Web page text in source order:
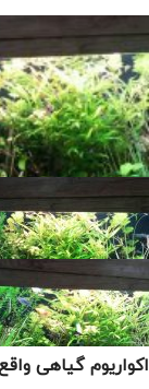
اکواریوم گیاهی